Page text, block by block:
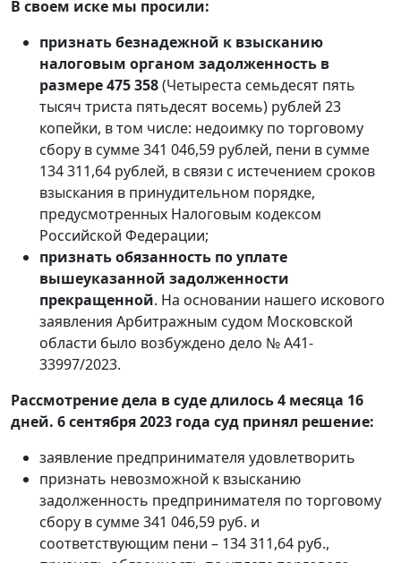
В своем иске мы просили:
признать безнадежной к взысканию
налоговым органом задолженность в
размере 475 358(Четыреста семьдесят пять
тысяч триста пятьдесят восемь) рублей 23
копейки, в том числе: недоимку по торговому
сбору в сумме 341 046,59 рублей, пени в сумме
134 311,64 рублей, в связи с истечением сроков
взыскания в принудительном порядке,
предусмотренных Налоговым кодексом
Российской Федерации;
признать обязанность по уплате
вышеуказанной задолженности
прекращенной. На основании нашего искового
заявления Арбитражным судом Московской
области было возбуждено дело № А41-
33997/2023.
Рассмотрение дела в суде длилось 4 месяца 16
дней. 6 сентября 2023 года суд принял решение:
заявление предпринимателя удовлетворить
признать невозможной к взысканию
задолженность предпринимателя по торговому
сбору в сумме 341 046,59 руб. и
соответствующим пени – 134 311,64 руб.,